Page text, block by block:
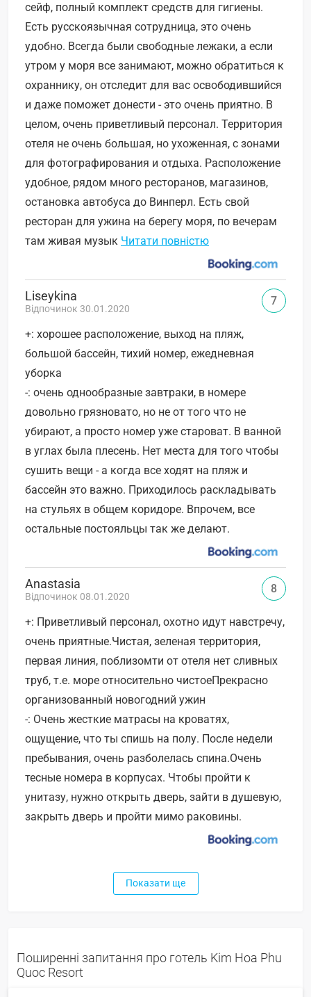
сейф, полный комплект средств для гигиены.
Есть русскоязычная сотрудница, это очень
удобно. Всегда были свободные лежаки, а если
утром у моря все занимают, можно обратиться к
охраннику, он отследит для вас освободившийся
и даже поможет донести - это очень приятно. В
целом, очень приветливый персонал. Территория
отеля не очень большая, но ухоженная, с зонами
для фотографирования и отдыха. Расположение
удобное, рядом много ресторанов, магазинов,
остановка автобуса до Винперл. Есть свой
ресторан для ужина на берегу моря, по вечерам
там живая музык Читати повністю
Liseykina
Відпочинок 30.01.2020
+: хорошее расположение, выход на пляж,
большой бассейн, тихий номер, ежедневная
уборка
-: очень однообразные завтраки, в номере
довольно грязновато, но не от того что не
убирают, а просто номер уже староват. В ванной
в углах была плесень. Нет места для того чтобы
сушить вещи - а когда все ходят на пляж и
бассейн это важно. Приходилось раскладывать
на стульях в общем коридоре. Впрочем, все
остальные постояльцы так же делают.
7
Anastasia
Відпочинок 08.01.2020
+: Приветливый персонал, охотно идут навстречу,
очень приятные.Чистая, зеленая территория,
первая линия, поблизомти от отеля нет сливных
труб, т.е. море относительно чистоеПрекрасно
организованный новогодний ужин
-: Очень жесткие матрасы на кроватях,
ощущение, что ты спишь на полу. После недели
пребывания, очень разболелась спина.Очень
тесные номера в корпусах. Чтобы пройти к
унитазу, нужно открыть дверь, зайти в душевую,
закрыть дверь и пройти мимо раковины.
8
Показати ще
Поширенні запитання про готель Kim Hoa Phu
Quoc Resort